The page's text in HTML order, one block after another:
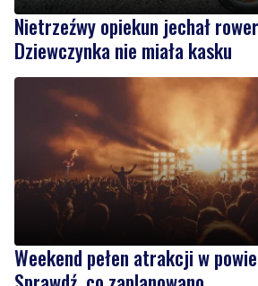
Weekend pełen atrakcji w
Sprawdź, co zaplanowano